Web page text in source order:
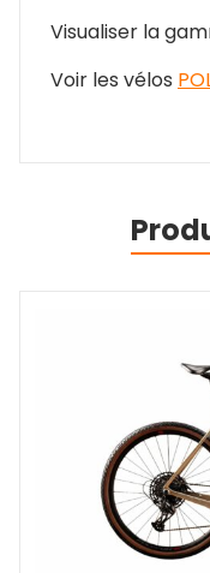
Visualiser la
Voir les vélos